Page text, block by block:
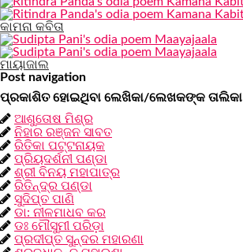
କାମନା କବିତା
ମାୟାଜାଲ
Post navigation
ପ୍ରକାଶିତ ହୋଇଥିବା ଲେଖିକା/ଲେଖକଙ୍କ ତାଲିକା
ଆଶୁତୋଷ ମିଶ୍ର
ନିହାର ରଞ୍ଜନ ସାବତ
ରିତିକା ପଟ୍ଟନାୟକ
ପ୍ରିୟଦର୍ଶନୀ ପଣ୍ଡା
ଶ୍ରୀ ବିନୟ ମହାପାତ୍ର
ରିତିନ୍ଦ୍ର ପଣ୍ଡା
ସୁଦିପ୍ତ ପାଣି
ଡା: ନୀଳମାଧବ କର
ଡଃ ମୌସୁମୀ ପରିଡ଼ା
ପ୍ରଦୀପ୍ତ ସୁନ୍ଦର ମହାରଣା